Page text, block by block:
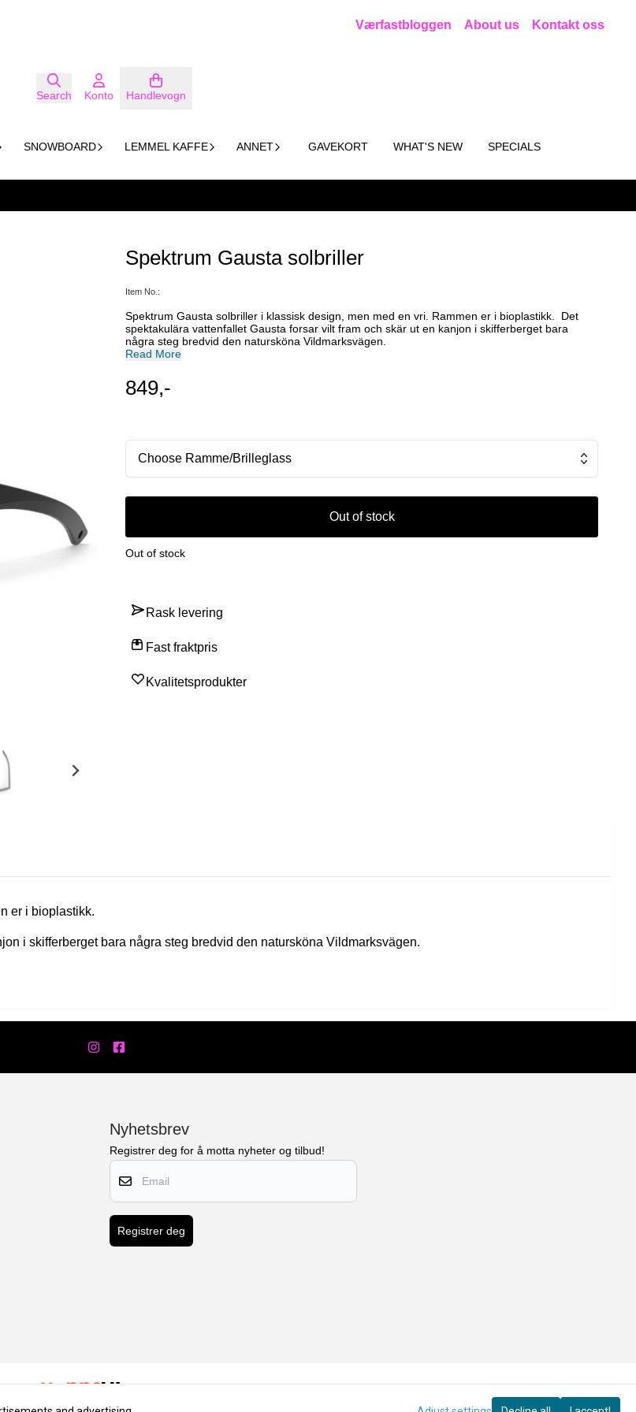
Værfastbloggen About us Kontakt oss
Search Konto Handlevogn
SNOWBOARD LEMMEL KAFFE ANNET GAVEKORT WHAT'S NEW SPECIALS
Spektrum Gausta solbriller
Item No.:
Spektrum Gausta solbriller i klassisk design, men med en vri. Rammen er i bioplastikk. Det
spektakulära vattenfallet Gausta forsar vilt fram och skär ut en kanjon i skifferberget bara
några steg bredvid den natursköna Vildmarksvägen.
Read More
849,-
Choose Ramme/Brilleglass
Out of stock
Out of stock
Rask levering
Fast fraktpris
Kvalitetsprodukter
er i bioplastikk.
i skifferberget bara några steg bredvid den natursköna Vildmarksvägen.
Nyhetsbrev
Registrer deg for å motta nyheter og tilbud!
Email
Registrer deg